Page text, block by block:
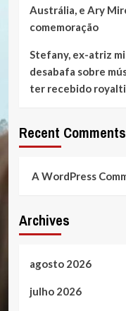
Austrália, e Ary
comemoração
Stefany, ex-atriz
desabafa sobre
ter recebido
Recent Comments
A WordPress
Archives
agosto 2026
julho 2026